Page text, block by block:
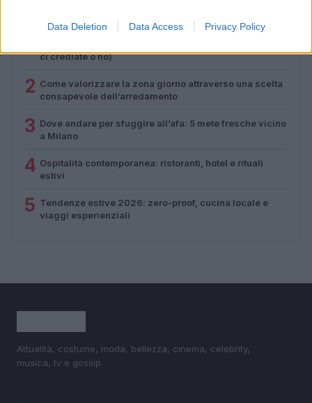
Data Deletion Data Access Privacy Policy
ci crediate o no)
2 Come valorizzare la zona giorno attraverso una scelta
consapevole dell’arredamento
3 Dove andare per sfuggire all’afa: 5 mete fresche vicino
a Milano
4 Ospitalità contemporanea: ristoranti, hotel e rituali
estivi
5 Tendenze estive 2026: zero-proof, cucina locale e
viaggi esperienziali
Attualità, costume, moda, bellezza, cinema, celebrity,
musica, tv e gossip.